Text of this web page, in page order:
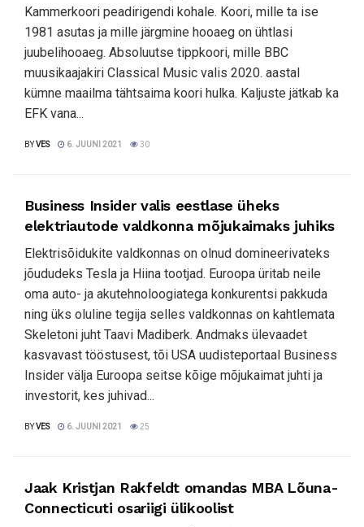
Kammerkoori peadirigendi kohale. Koori, mille ta ise
1981 asutas ja mille järgmine hooaeg on ühtlasi
juubelihooaeg. Absoluutse tippkoori, mille BBC
muusikaajakiri Classical Music valis 2020. aastal
kümne maailma tähtsaima koori hulka. Kaljuste jätkab ka
EFK vana...
BYVES 6. JUUNI 2021 30
Business Insider valis eestlase üheks
elektriautode valdkonna mõjukaimaks juhiks
Elektrisõidukite valdkonnas on olnud domineerivateks
jõududeks Tesla ja Hiina tootjad. Euroopa üritab neile
oma auto- ja akutehnoloogiatega konkurentsi pakkuda
ning üks oluline tegija selles valdkonnas on kahtlemata
Skeletoni juht Taavi Madiberk. Andmaks ülevaadet
kasvavast tööstusest, tõi USA uudisteportaal Business
Insider välja Euroopa seitse kõige mõjukaimat juhti ja
investorit, kes juhivad...
BYVES 6. JUUNI 2021 25
Jaak Kristjan Rakfeldt omandas MBA Lõuna-
Connecticuti osariigi ülikoolist